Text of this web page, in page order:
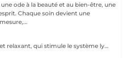
ode à la beauté et au bien-être, une
Chaque soin devient une
Un soin détox profond et relaxant, qui stimule le système lymphatique pour éliminer la rétention d'eau, soulager la sensation de gonflement et de jambes lourdes. Il active et relance le métabolisme, favorise l'élimination des toxines, améliore le confort digestif, renforce le système immunitaire et procure une sensation de légèreté et de bien-être immédiat. Idéal pour détoxifier, booster votre énergie et redynamiser votre corps.